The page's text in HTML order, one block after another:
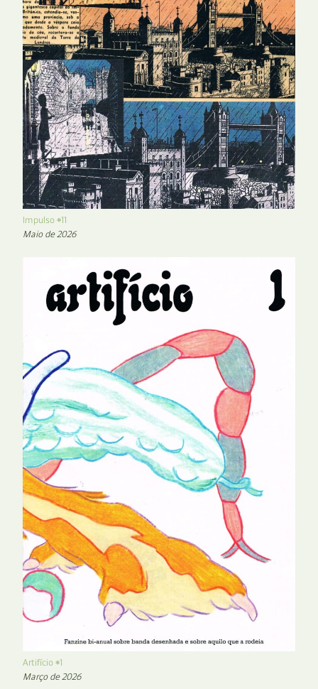
Impulso #11
Maio de 2026
Artifício #1
Março de 2026